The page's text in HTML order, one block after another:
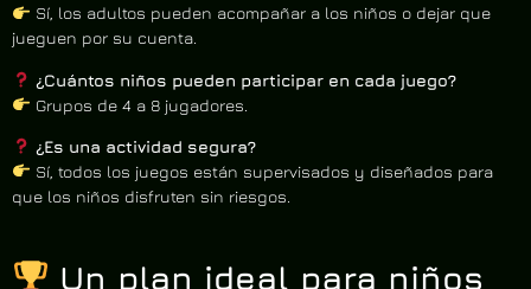
Sí, los adultos pueden acompañar a los niños o dejar que
jueguen por su cuenta.
¿Cuántos niños pueden participar en cada juego?
Grupos de 4 a 8 jugadores.
¿Es una actividad segura?
Sí, todos los juegos están supervisados y diseñados para
que los niños disfruten sin riesgos.
Un plan ideal para niños